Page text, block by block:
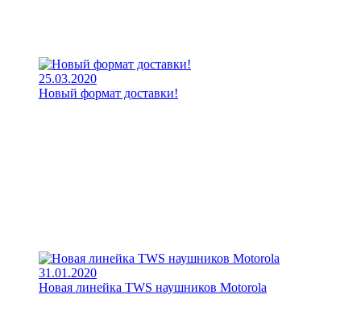
25.03.2020
Новый формат доставки!
31.01.2020
Новая линейка TWS наушников Motorola